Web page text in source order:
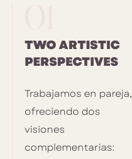
TWO ARTISTIC
PERSPECTIVES
Trabajamos en pareja,
ofreciendo dos
visiones
complementarias: